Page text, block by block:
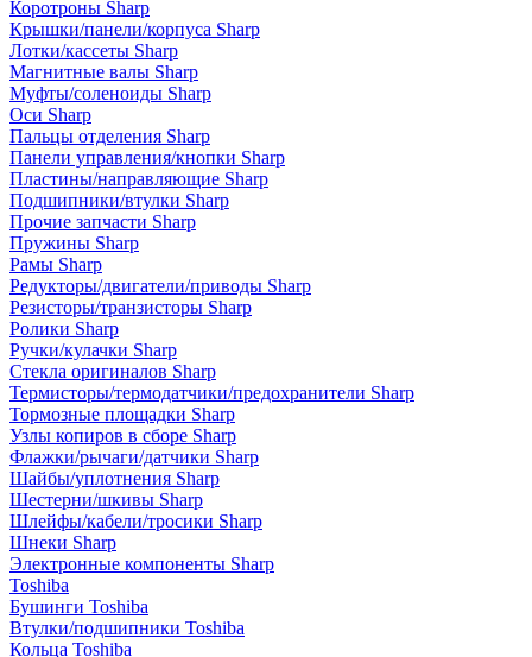
Коротроны Sharp
Крышки/панели/корпуса Sharp
Лотки/кассеты Sharp
Магнитные валы Sharp
Муфты/соленоиды Sharp
Оси Sharp
Пальцы отделения Sharp
Панели управления/кнопки Sharp
Пластины/направляющие Sharp
Подшипники/втулки Sharp
Прочие запчасти Sharp
Пружины Sharp
Рамы Sharp
Редукторы/двигатели/приводы Sharp
Резисторы/транзисторы Sharp
Ролики Sharp
Ручки/кулачки Sharp
Стекла оригиналов Sharp
Термисторы/термодатчики/предохранители Sharp
Тормозные площадки Sharp
Узлы копиров в сборе Sharp
Флажки/рычаги/датчики Sharp
Шайбы/уплотнения Sharp
Шестерни/шкивы Sharp
Шлейфы/кабели/тросики Sharp
Шнеки Sharp
Электронные компоненты Sharp
Toshiba
Бушинги Toshiba
Втулки/подшипники Toshiba
Кольца Toshiba